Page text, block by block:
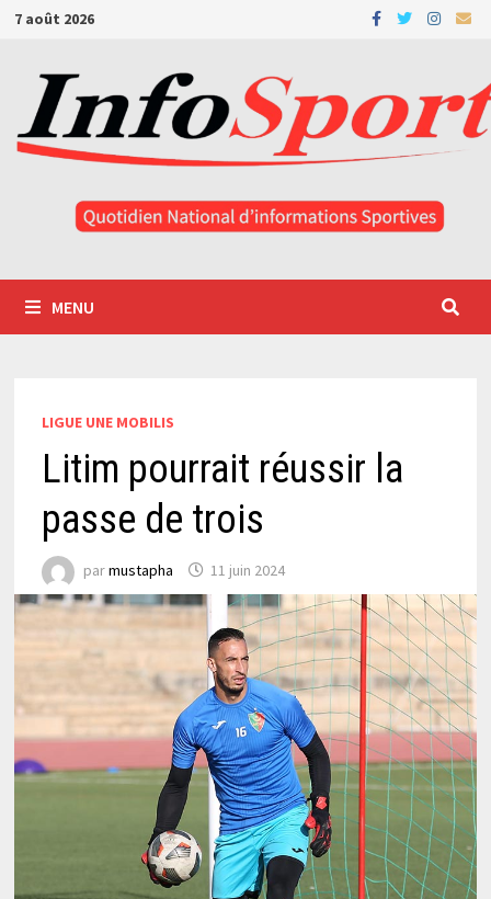
Passer
contenu
7 août 2026
MENU
LIGUE UNE MOBILIS
Litim pourrait réussir la
passe de trois
parmustapha 11 juin 2024